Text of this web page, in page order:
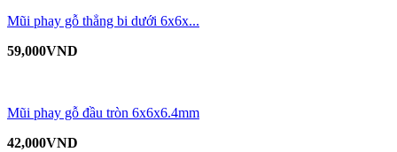
Mũi phay gỗ thẳng bi dưới 6x6x...
59,000VND
Mũi phay gỗ đầu tròn 6x6x6.4mm
42,000VND